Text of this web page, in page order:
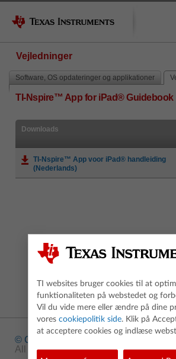
Vejledninger
Software, OS opdateringer og applikationer
TI-Nspire™ App for iPad® Guidebook
Downloads
TI-Nspire™ App voor iPad® handleiding
(Nederlands)
© Copyright
All rights reserved.
TI websites bruger cookies til at
funktionaliteten på webstedet og
Vil du vide mere eller ændre på dine
vores cookiepolitik side. Klik på
at acceptere cookies og indlæse